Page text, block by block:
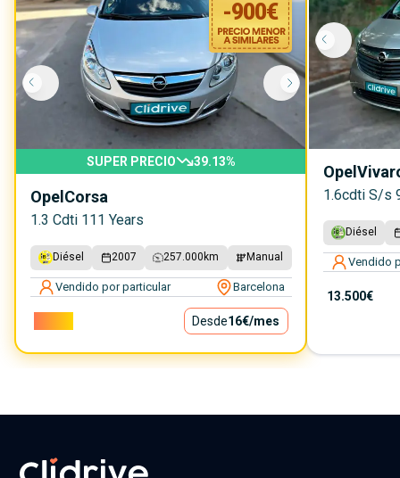
-900€
SUPER PRECIO 39.13%
OpelCorsa
1.3 Cdti 111 Years
Diésel 2007 257.000 km Manual
Vendido por particular Barcelona
Desde16€/mes
Opel
1.6cdti S/s
Diésel
Vendido
13.500€